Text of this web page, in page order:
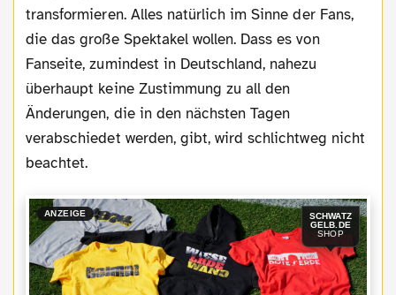
transformieren. Alles natürlich im Sinne der Fans,
die das große Spektakel wollen. Dass es von
Fanseite, zumindest in Deutschland, nahezu
überhaupt keine Zustimmung zu all den
Änderungen, die in den nächsten Tagen
verabschiedet werden, gibt, wird schlichtweg nicht
beachtet.
ANZEIGE
SCHWATZ
GELB.DE
SHOP